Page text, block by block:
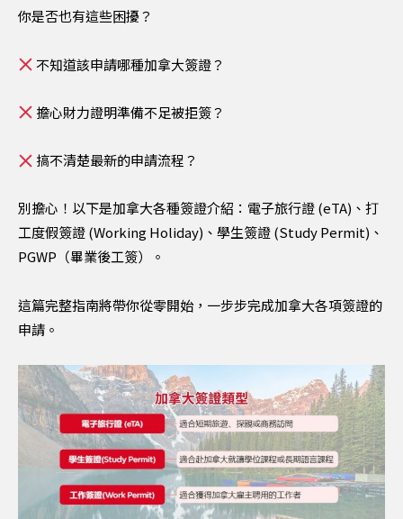
你是否也有這些困擾？
不知道該申請哪種加拿大簽證？
擔心財力證明準備不足被拒簽？
搞不清楚最新的申請流程？
別擔心！以下是加拿大各種簽證介紹：電子旅行證 (eTA)、打
工度假簽證 (Working Holiday)、學生簽證 (Study Permit)、
PGWP（畢業後工簽）。
這篇完整指南將帶你從零開始，一步步完成加拿大各項簽證的
申請。